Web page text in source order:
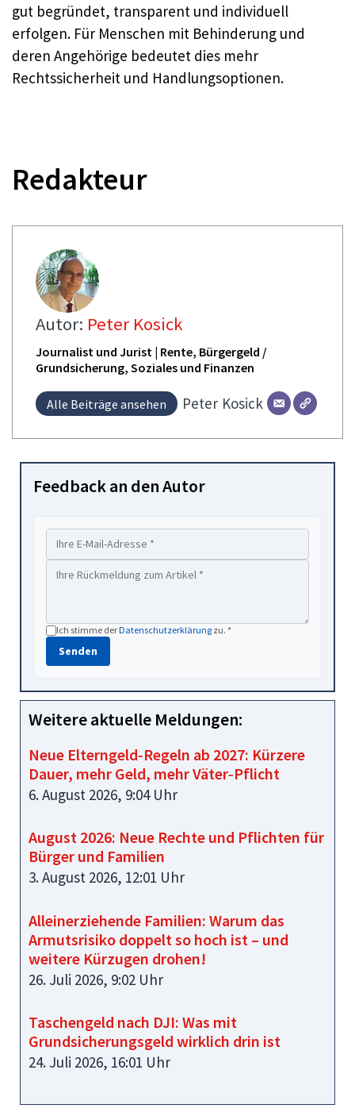
gut begründet, transparent und individuell
erfolgen. Für Menschen mit Behinderung und
deren Angehörige bedeutet dies mehr
Rechtssicherheit und Handlungsoptionen.
Redakteur
Autor: Peter Kosick
Journalist und Jurist | Rente, Bürgergeld /
Grundsicherung, Soziales und Finanzen
Alle Beiträge ansehen Peter Kosick
Feedback an den Autor
Ich stimme derDatenschutzerklärung zu. *
Senden
Weitere aktuelle Meldungen:
Neue Elterngeld‑Regeln ab 2027: Kürzere
Dauer, mehr Geld, mehr Väter‑Pflicht
6. August 2026, 9:04 Uhr
August 2026: Neue Rechte und Pflichten für
Bürger und Familien
3. August 2026, 12:01 Uhr
Alleinerziehende Familien: Warum das
Armutsrisiko doppelt so hoch ist – und
weitere Kürzugen drohen!
26. Juli 2026, 9:02 Uhr
Taschengeld nach DJI: Was mit
Grundsicherungsgeld wirklich drin ist
24. Juli 2026, 16:01 Uhr